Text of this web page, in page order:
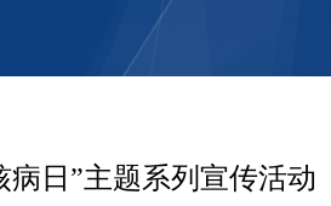
日”主题系列宣传活动